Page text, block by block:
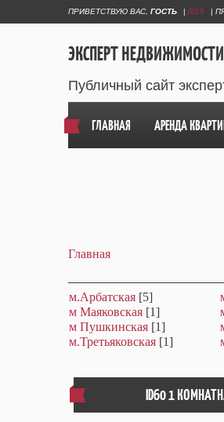
ПРИВЕТСТВУЮ ВАС ГОСТЬ | RSS |
ЭКСПЕРТ
Публичный сайт
ГЛАВНАЯ АРЕНДА
Главная
м.Арбатская [5]
м Маяковская [1]
м Пушкинская [1]
м.Третьяковская [1]
ID60 1